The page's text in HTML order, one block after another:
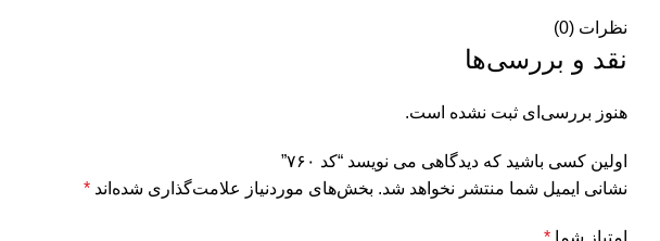
نظرات (0)
نقد و بررسی‌ها
هنوز بررسی‌ای ثبت نشده است.
اولین کسی باشید که دیدگاهی می نویسد “کد ۷۶۰”
نشانی ایمیل شما منتشر نخواهد شد. بخش‌های موردنیاز علامت‌گذاری شده‌اند *
امتیاز شما *